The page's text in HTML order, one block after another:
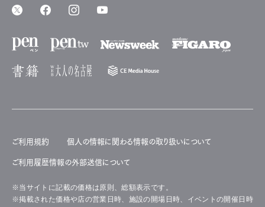
ご利用規約 個人の情報に関わる情報の取り扱いについて
ご利用履歴情報の外部送信について
※当サイトに記載の価格は原則、総額表示です。
※掲載された価格や店の営業日時、施設の開場日時、イベントの開催日時